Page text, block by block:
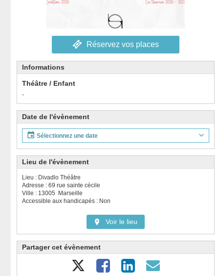
Réservez vos places
Informations
Théâtre / Enfant
-
Date de l'évènement
Sélectionnez une date
Lieu de l'évènement
Lieu : Divadlo Théâtre
Adresse : 69 rue sainte cécile
Ville : 13005 Marseille
Accessible aux handicapés : Non
Voir le lieu
Partager cet évènement